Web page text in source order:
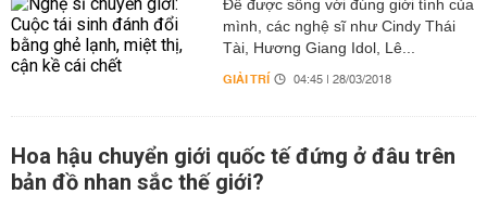
Để được sống với đúng giới tính của
mình, các nghệ sĩ như Cindy Thái
Tài, Hương Giang Idol, Lê...
GIẢI TRÍ 04:45 | 28/03/2018
Hoa hậu chuyển giới quốc tế đứng ở đâu trên
bản đồ nhan sắc thế giới?